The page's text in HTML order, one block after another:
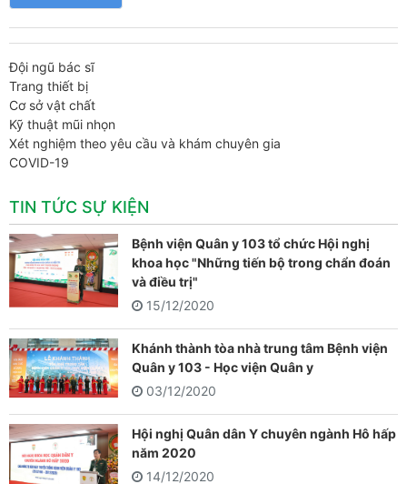
Đội ngũ bác sĩ
Trang thiết bị
Cơ sở vật chất
Kỹ thuật mũi nhọn
Xét nghiệm theo yêu cầu và khám chuyên gia
COVID-19
TIN TỨC SỰ KIỆN
Bệnh viện Quân y 103 tổ chức Hội nghị
khoa học "Những tiến bộ trong chẩn đoán
và điều trị"
15/12/2020
Khánh thành tòa nhà trung tâm Bệnh viện
Quân y 103 - Học viện Quân y
03/12/2020
Hội nghị Quân dân Y chuyên ngành Hô hấp
năm 2020
14/12/2020